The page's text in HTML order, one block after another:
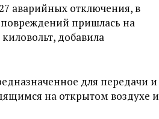
аварийных отключения, в
повреждений пришлась на
добавила
для передачи и
на открытом воздухе и